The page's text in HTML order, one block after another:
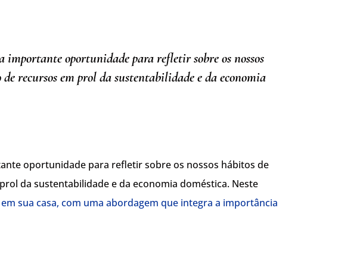
oportunidade para refletir sobre os nossos
recursos em prol da sustentabilidade e da economia
oportunidade para refletir sobre os nossos hábitos de
da sustentabilidade e da economia doméstica. Neste
sua casa, com uma abordagem que integra a importância